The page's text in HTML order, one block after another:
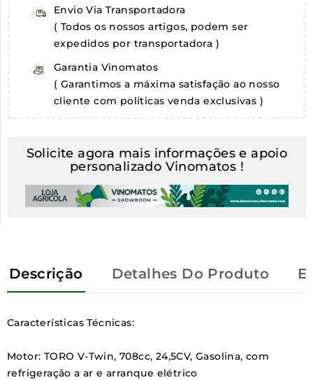
Envio Via Transportadora
( Todos os nossos artigos, podem ser
expedidos por transportadora )
Garantia Vinomatos
( Garantimos a máxima satisfação ao nosso
cliente com políticas venda exclusivas )
Solicite agora mais informações e apoio
personalizado Vinomatos !
Descrição Detalhes Do Produto
Características Técnicas:
Motor: TORO V-Twin, 708cc, 24,5CV, Gasolina, com
refrigeração a ar e arranque elétrico